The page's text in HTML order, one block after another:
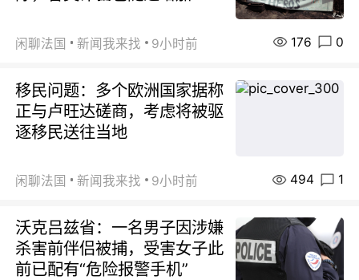
闲聊法国 新闻我来找 9小时前 176 0
移民问题：多个欧洲国家据称
正与卢旺达磋商，考虑将被驱
逐移民送往当地
闲聊法国 新闻我来找 9小时前 494 1
沃克吕兹省：一名男子因涉嫌
杀害前伴侣被捕，受害女子此
前已配有“危险报警手机”